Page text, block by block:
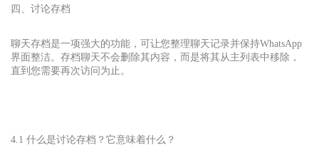
四、讨论存档
聊天存档是一项强大的功能，可让您整理聊天记录并保持WhatsApp
界面整洁。存档聊天不会删除其内容，而是将其从主列表中移除，
直到您需要再次访问为止。
4.1 什么是讨论存档？它意味着什么？